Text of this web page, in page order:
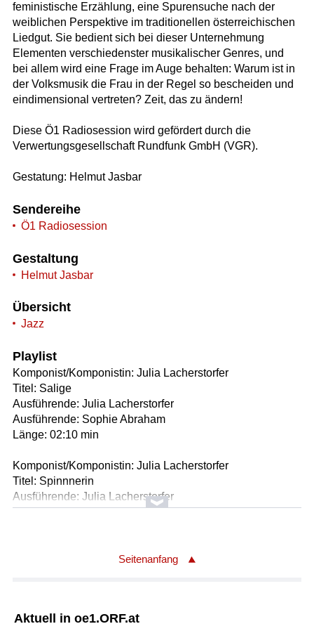
feministische Erzählung, eine Spurensuche nach der
weiblichen Perspektive im traditionellen österreichischen
Liedgut. Sie bedient sich bei dieser Unternehmung
Elementen verschiedenster musikalischer Genres, und
bei allem wird eine Frage im Auge behalten: Warum ist in
der Volksmusik die Frau in der Regel so bescheiden und
eindimensional vertreten? Zeit, das zu ändern!
Diese Ö1 Radiosession wird gefördert durch die
Verwertungsgesellschaft Rundfunk GmbH (VGR).
Gestatung: Helmut Jasbar
Sendereihe
Ö1 Radiosession
Gestaltung
Helmut Jasbar
Übersicht
Jazz
Playlist
Komponist/Komponistin: Julia Lacherstorfer
Titel: Salige
Ausführende: Julia Lacherstorfer
Ausführende: Sophie Abraham
Länge: 02:10 min
Komponist/Komponistin: Julia Lacherstorfer
Titel: Spinnnerin
Ausführende: Julia Lacherstorfer
Ausführende: Sophie Abraham
Komponist/Komponistin: Trad.
Länge: 03:20 min
Seitenanfang
Aktuell in oe1.ORF.at